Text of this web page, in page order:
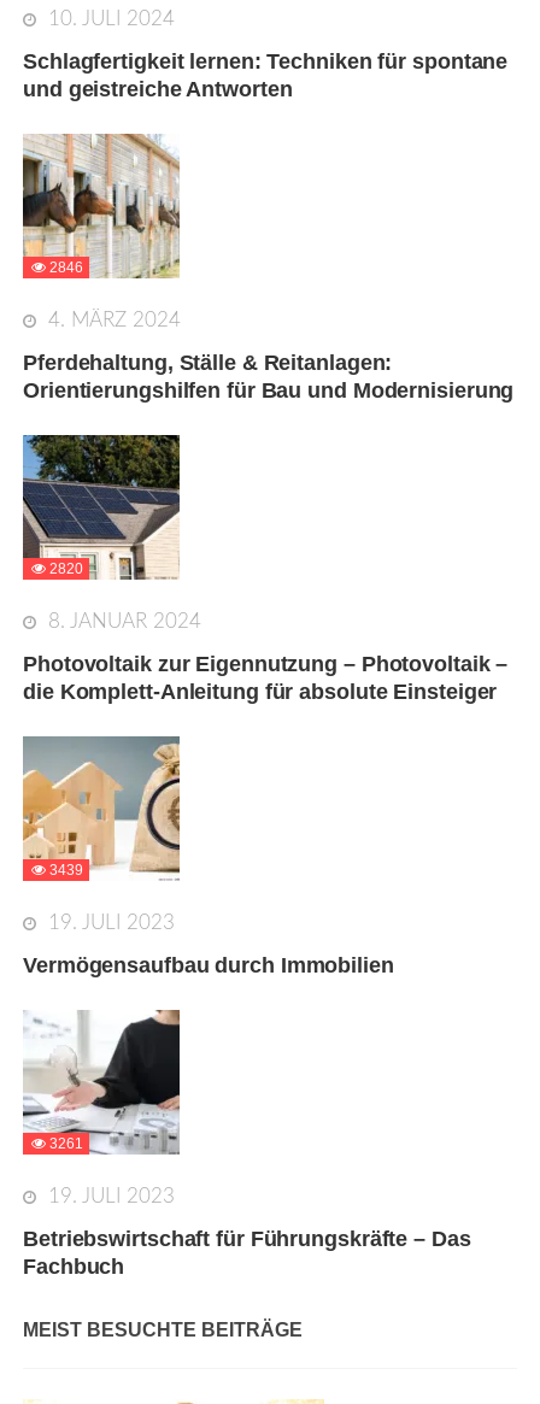
10. JULI 2024
Schlagfertigkeit lernen: Techniken für spontane
und geistreiche Antworten
2846
4. MÄRZ 2024
Pferdehaltung, Ställe & Reitanlagen:
Orientierungshilfen für Bau und Modernisierung
2820
8. JANUAR 2024
Photovoltaik zur Eigennutzung – Photovoltaik –
die Komplett-Anleitung für absolute Einsteiger
3439
19. JULI 2023
Vermögensaufbau durch Immobilien
3261
19. JULI 2023
Betriebswirtschaft für Führungskräfte – Das
Fachbuch
MEIST BESUCHTE BEITRÄGE